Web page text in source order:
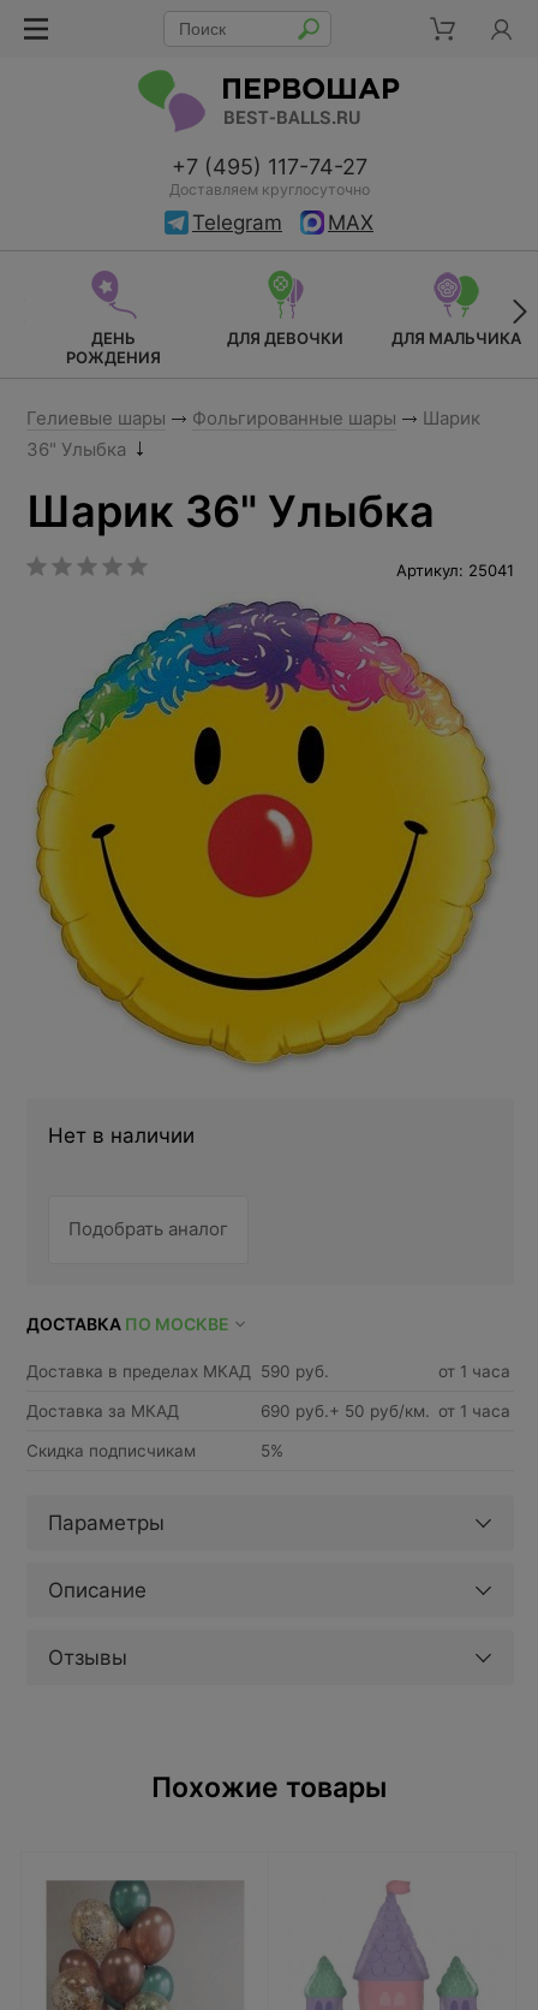
+7 (495) 117-74-27
Доставляем круглосуточно
Telegram MAX
ДЕНЬ
РОЖДЕНИЯ
ДЛЯ ДЕВОЧКИ ДЛЯ МАЛЬЧИКА
Гелиевые шары Фольгированные шары
Шарик
36" Улыбка
Шарик 36" Улыбка
Артикул: 25041
Нет в наличии
Подобрать аналог
ДОСТАВКА ПО МОСКВЕ
Доставка в пределах МКАД 590 руб. от 1 часа
Доставка за МКАД 690 руб.+ 50 руб/км. от 1 часа
Скидка подписчикам 5%
Параметры
Описание
Отзывы
Похожие товары